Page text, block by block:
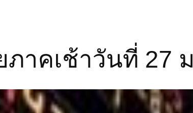
าคเช้าวันที่ 27